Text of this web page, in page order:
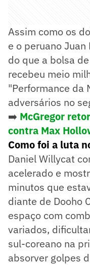
Assim como os
e o peruano
do que a bolsa
recebeu meio
"Performance da
adversários no
➡️ McGregor
contra Max
Como foi a luta
Daniel Willycat
acelerado e
minutos que
diante de Dooho
espaço com
variados,
sul-coreano na
absorver golpes